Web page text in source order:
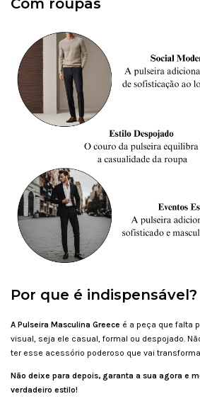
Com roupas
Por que é indispensável?
A Pulseira Masculina Greece é a peça que falta
visual, seja ele casual, formal ou despojado.
ter esse acessório poderoso que vai
Não deixe para depois, garanta a sua agora e
verdadeiro estilo!